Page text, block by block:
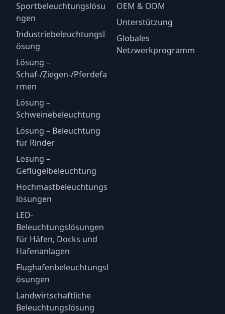
Sportbeleuchtungslösu
ngen
Industriebeleuchtungsl
ösung
Lösung –
Schaf-/Ziegen-/Pferdefa
rmen
Lösung –
Schweinebeleuchtung
Lösung – Beleuchtung
für Rinder
Lösung –
Geflügelbeleuchtung
Hochmastbeleuchtungs
lösungen
LED-
Beleuchtungslösungen
für Häfen, Docks und
Hafenanlagen
Flughafenbeleuchtungsl
ösungen
Landwirtschaftliche
Beleuchtungslösung
OEM & ODM
Unterstützung
Globales
Netzwerkprogramm